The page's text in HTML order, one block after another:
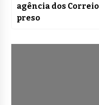
agência dos
preso